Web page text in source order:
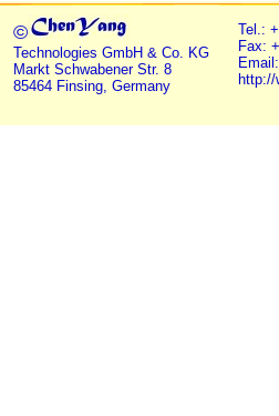
©
Technologies GmbH & Co. KG
Markt Schwabener Str. 8
85464 Finsing, Germany
Tel.:
Fax:
http://